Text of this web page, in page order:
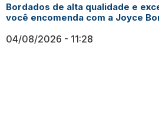
Bordados de alta qualidade e
você encomenda com a Joyce
04/08/2026 11:28